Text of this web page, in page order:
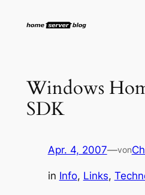
Inhalt
Windows
SDK
Apr. 4, 2007—von
in Info, Links,